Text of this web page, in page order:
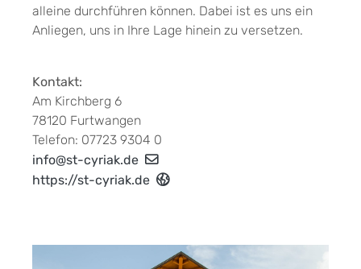
alleine durchführen können. Dabei ist es uns ein
Anliegen, uns in Ihre Lage hinein zu versetzen.
Kontakt:
Am Kirchberg 6
78120 Furtwangen
Telefon: 07723 9304 0
info@st-cyriak.de
https://st-cyriak.de